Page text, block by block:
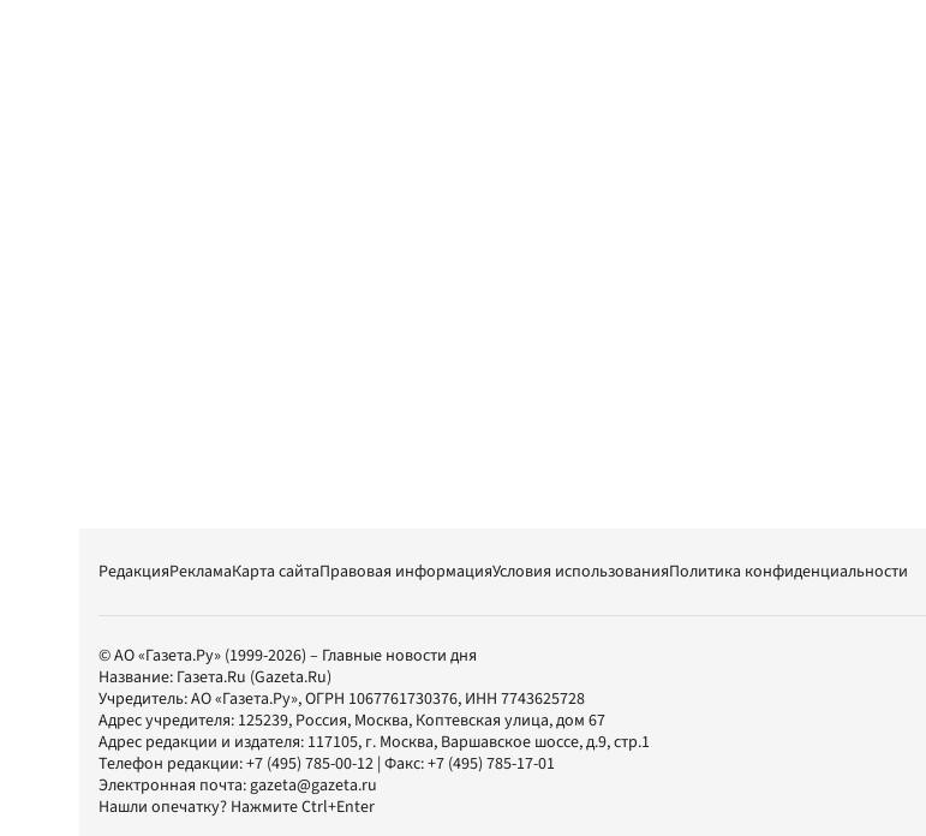
РедакцияРекламаКарта сайтаПравовая информацияУсловия использованияПолитика конфиденциальности
© АО «Газета.Ру» (1999-2026) – Главные новости дня
Название: Газета.Ru (Gazeta.Ru)
Учредитель:АО «Газета.Ру», ОГРН 1067761730376, ИНН 7743625728
Адрес учредителя: 125239, Россия, Москва, Коптевская улица, дом 67
Адрес редакции и издателя: 117105, г. Москва, Варшавское шоссе, д.9, стр.1
Телефон редакции:+7 (495) 785-00-12 | Факс:+7 (495) 785-17-01
Электронная почта:gazeta@gazeta.ru
Нашли опечатку? Нажмите Ctrl+Enter